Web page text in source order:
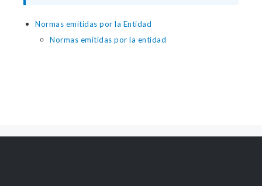
Normas emitidas por la Entidad
Normas emitidas por la entidad